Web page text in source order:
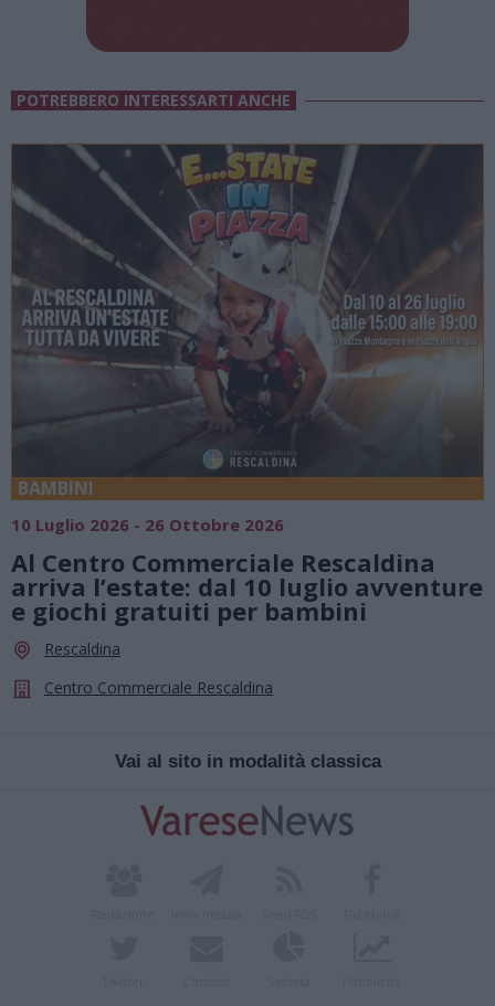
POTREBBERO INTERESSARTI ANCHE
BAMBINI
10 Luglio 2026 - 26 Ottobre 2026
Al Centro Commerciale Rescaldina
arriva l’estate: dal 10 luglio avventure
e giochi gratuiti per bambini
Rescaldina
Centro Commerciale Rescaldina
Vai al sito in modalità classica